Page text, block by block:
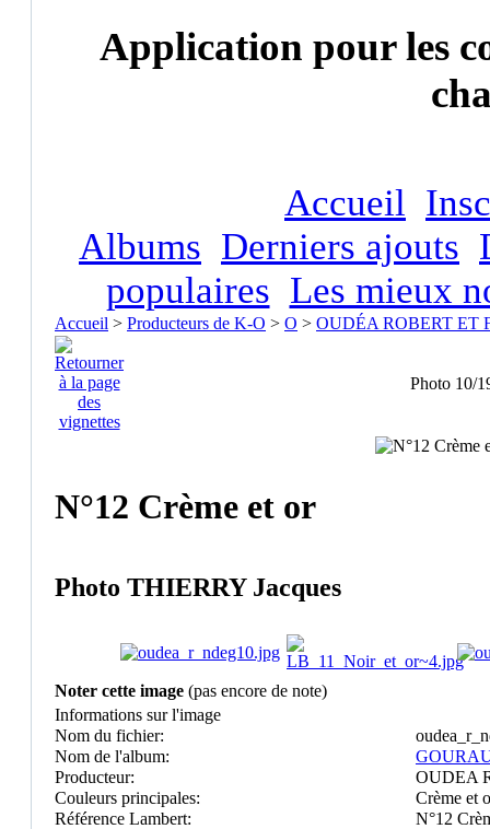
Application pour les
Accueil
Albums Derniers ajouts
populaires Les mieux
Accueil > Producteurs de K-O > O > OUDÉA ROBERT ET
Photo 10/
N°12 Crème et or
Photo THIERRY Jacques
Noter cette image (pas encore de note)
Informations sur l'image
Nom du fichier:
Nom de l'album:
Producteur:
OUDEA
Couleurs principales:
Crème et
Référence Lambert:
N°12